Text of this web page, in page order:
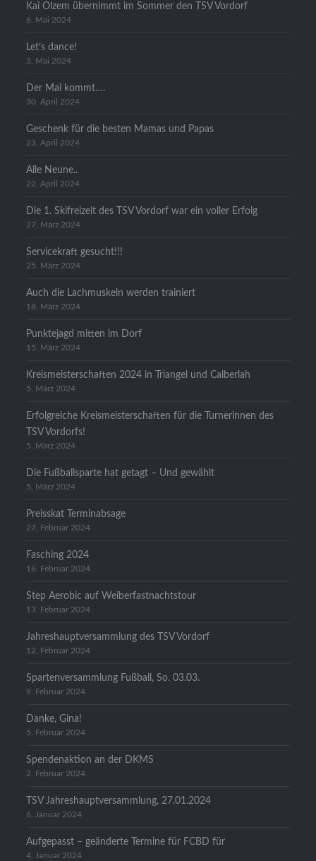
Kai Olzem übernimmt im Sommer den TSV Vordorf
6. Mai 2024
Let’s dance!
3. Mai 2024
Der Mai kommt….
30. April 2024
Geschenk für die besten Mamas und Papas
23. April 2024
Alle Neune..
22. April 2024
Die 1. Skifreizeit des TSV Vordorf war ein voller Erfolg
27. März 2024
Servicekraft gesucht!!!
25. März 2024
Auch die Lachmuskeln werden trainiert
18. März 2024
Punktejagd mitten im Dorf
15. März 2024
Kreismeisterschaften 2024 in Triangel und Calberlah
5. März 2024
Erfolgreiche Kreismeisterschaften für die Turnerinnen des
TSV Vordorfs!
5. März 2024
Die Fußballsparte hat getagt – Und gewählt
5. März 2024
Preisskat Terminabsage
27. Februar 2024
Fasching 2024
16. Februar 2024
Step Aerobic auf Weiberfastnachtstour
13. Februar 2024
Jahreshauptversammlung des TSV Vordorf
12. Februar 2024
Spartenversammlung Fußball, So. 03.03.
9. Februar 2024
Danke, Gina!
5. Februar 2024
Spendenaktion an der DKMS
2. Februar 2024
TSV Jahreshauptversammlung, 27.01.2024
6. Januar 2024
Aufgepasst – geänderte Termine für FCBD für
4. Januar 2024